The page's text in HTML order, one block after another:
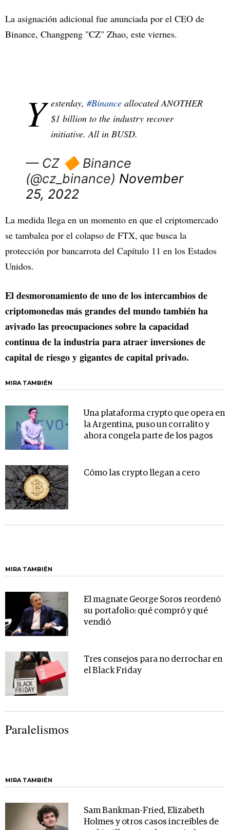
La asignación adicional fue anunciada por el CEO de
Binance, Changpeng "CZ" Zhao, este viernes.
Y esterday, #Binance allocated ANOTHER
$1 billion to the industry recover
initiative. All in BUSD.
— CZ 🔶 Binance
(@cz_binance) November
25, 2022
La medida llega en un momento en que el criptomercado
se tambalea por el colapso de FTX, que busca la
protección por bancarrota del Capítulo 11 en los Estados
Unidos.
El desmoronamiento de uno de los intercambios de
criptomonedas más grandes del mundo también ha
avivado las preocupaciones sobre la capacidad
continua de la industria para atraer inversiones de
capital de riesgo y gigantes de capital privado.
MIRA TAMBIÉN
Una plataforma crypto que opera en
la Argentina, puso un corralito y
ahora congela parte de los pagos
Cómo las crypto llegan a cero
MIRA TAMBIÉN
El magnate George Soros reordenó
su portafolio: qué compró y qué
vendió
Tres consejos para no derrochar en
el Black Friday
Paralelismos
MIRA TAMBIÉN
Sam Bankman-Fried, Elizabeth
Holmes y otros casos increíbles de